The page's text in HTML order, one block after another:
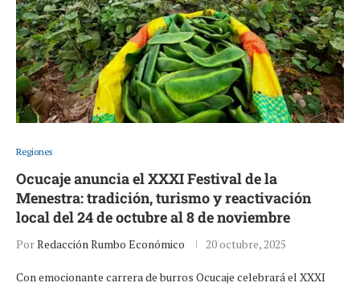
Regiones
Ocucaje anuncia el XXXI Festival de la
Menestra: tradición, turismo y reactivación
local del 24 de octubre al 8 de noviembre
PorRedacción Rumbo Económico 20 octubre, 2025
Con emocionante carrera de burros Ocucaje celebrará el XXXI